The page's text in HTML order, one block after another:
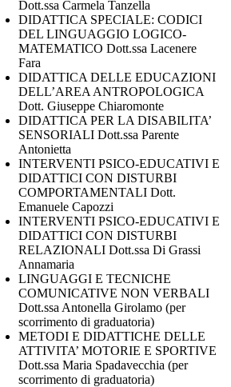
Dott.ssa Carmela Tanzella
DIDATTICA SPECIALE: CODICI
DEL LINGUAGGIO LOGICO-
MATEMATICO Dott.ssa Lacenere
Fara
DIDATTICA DELLE EDUCAZIONI
DELL’AREA ANTROPOLOGICA
Dott. Giuseppe Chiaromonte
DIDATTICA PER LA DISABILITA’
SENSORIALI Dott.ssa Parente
Antonietta
INTERVENTI PSICO-EDUCATIVI E
DIDATTICI CON DISTURBI
COMPORTAMENTALI Dott.
Emanuele Capozzi
INTERVENTI PSICO-EDUCATIVI E
DIDATTICI CON DISTURBI
RELAZIONALI Dott.ssa Di Grassi
Annamaria
LINGUAGGI E TECNICHE
COMUNICATIVE NON VERBALI
Dott.ssa Antonella Girolamo (per
scorrimento di graduatoria)
METODI E DIDATTICHE DELLE
ATTIVITA’ MOTORIE E SPORTIVE
Dott.ssa Maria Spadavecchia (per
scorrimento di graduatoria)